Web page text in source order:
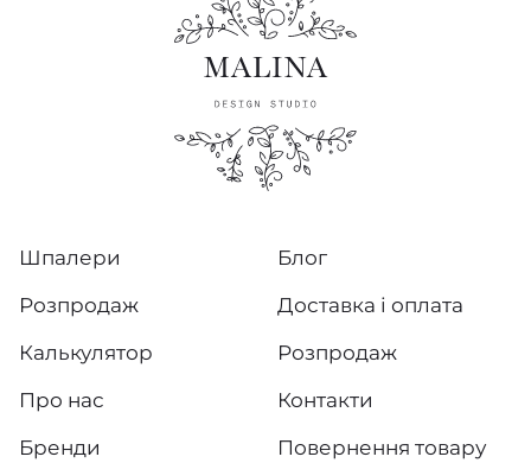
Шпалери
Розпродаж
Калькулятор
Про нас
Бренди
Блог
Доставка і оплата
Розпродаж
Контакти
Повернення товару